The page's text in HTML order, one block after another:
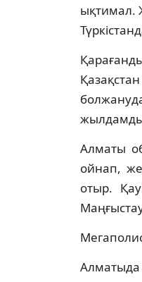
ықтимал.
Алматы
ойнап,
отыр.
Алматыда